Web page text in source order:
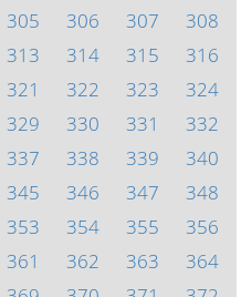
305 306 307
308
313 314 315
316
321 322 323
324
329 330 331
332
337 338 339
340
345 346 347
348
353 354 355
356
361 362 363
364